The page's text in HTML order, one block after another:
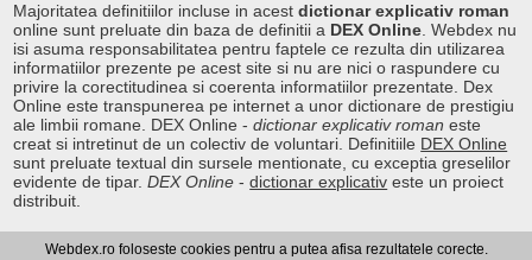
Majoritatea definitiilor incluse in acestdictionar explicativ roman
online sunt preluate din baza de definitii a DEX Online . Webdex nu
isi asuma responsabilitatea pentru faptele ce rezulta din utilizarea
informatiilor prezente pe acest site si nu are nici o raspundere cu
privire la corectitudinea si coerenta informatiilor prezentate. Dex
Online este transpunerea pe internet a unor dictionare de prestigiu
ale limbii romane. DEX Online -dictionar explicativ roman este
creat si intretinut de un colectiv de voluntari. Definitiile DEX Online
sunt preluate textual din sursele mentionate, cu exceptia greselilor
evidente de tipar.DEX Online -dictionar explicativ este un proiect
distribuit.
Webdex.ro foloseste cookies pentru a putea afisa rezultatele corecte.